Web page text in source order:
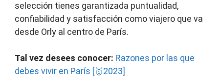
selección tienes garantizada puntualidad,
confiabilidad y satisfacción como viajero que va
desde Orly al centro de París.
Tal vez desees conocer: Razones por las que
debes vivir en París [🥇2023]